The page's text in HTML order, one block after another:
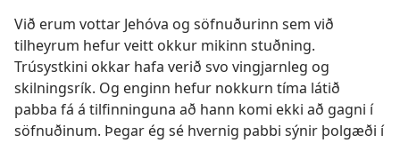
Við erum vottar Jehóva og söfnuðurinn sem við
tilheyrum hefur veitt okkur mikinn stuðning.
Trúsystkini okkar hafa verið svo vingjarnleg og
skilningsrík. Og enginn hefur nokkurn tíma látið
pabba fá á tilfinninguna að hann komi ekki að gagni í
söfnuðinum. Þegar ég sé hvernig pabbi sýnir þolgæði í